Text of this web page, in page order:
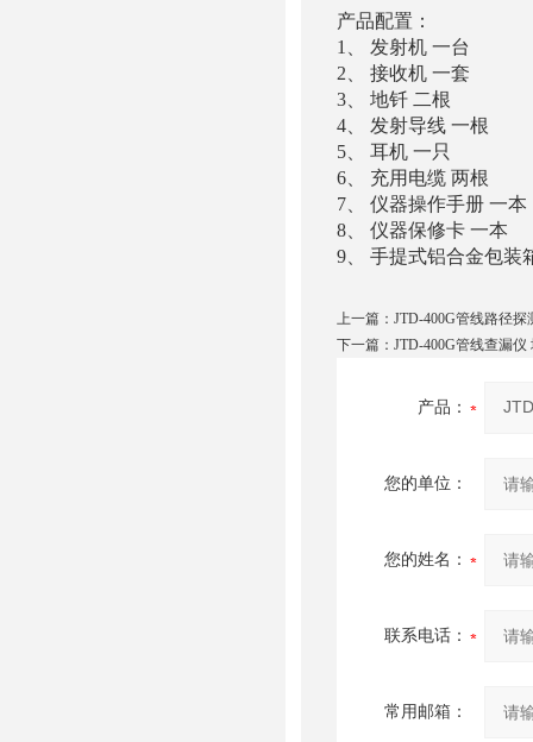
产品配置：
1、 发射机 一台
2、 接收机 一套
3、 地钎 二根
4、 发射导线 一根
5、 耳机 一只
6、 充用电缆 两根
7、 仪器操作手册 一本
8、 仪器保修卡 一本
9、 手提式铝合金包装
上一篇： JTD-400G管线路径探
下一篇： JTD-400G管线查漏
产品：
您的单位：
您的姓名：
联系电话：
常用邮箱：